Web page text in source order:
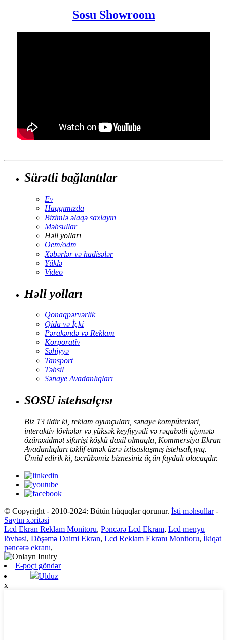
Sosu Showroom
Sürətli bağlantılar
Ev
Haqqımızda
Bizimlə əlaqə saxlayın
Məhsullar
Həll yolları
Oem/odm
Xəbərlər və hadisələr
Yüklə
Video
Həll yolları
Qonaqpərvərlik
Qida və İçki
Pərakəndə və Reklam
Korporativ
Səhiyyə
Tansport
Təhsil
Sənaye Avadanlıqları
SOSU istehsalçısı
Biz 13 ildir ki, reklam oyunçuları, sənaye kompüterləri,
interaktiv lövhələr və yüksək keyfiyyətli və rəqabətli qiymətə
özünəxidmət sifarişi köşkü daxil olmaqla, Kommersiya Ekran
Avadanlıqları təklif etmək üzrə ixtisaslaşmış istehsalçıyıq.
Ümid edirik ki, təcrübəmiz biznesiniz üçün faydalı olacaqdır.
© Copyright - 2010-2024: Bütün hüquqlar qorunur. İsti məhsullar-
Saytın xəritəsi
Lcd Ekran Reklam Monitoru, Pəncərə Lcd Ekranı, Lcd menyu
lövhəsi, Döşəmə Daimi Ekran, Lcd Reklam Ekranı Monitoru, İkiqat
pəncərə ekranı,
E-poçt göndər
Ulduz
x